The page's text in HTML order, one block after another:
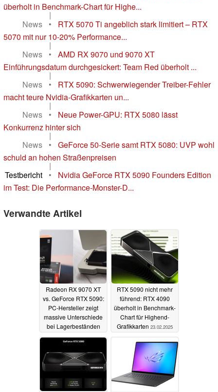
überholt in Benchmark-Chart für Highe...
|
News
•
RTX 5070 Ti angeblich stark limitiert – RTX
5070 mit nur 10-20% Performance...
|
News
•
AMD RX 9070 und 9070 XT
Einführungsdatum durchgesickert: Team Red überholt ...
|
News
•
RTX 5090: Schwerwiegender Treiber-Fehler
macht teure Nvidia-Grafikkarten un...
|
News
•
Neue Power-GPU: RTX 5080 lässt
Konkurrenz hinter sich
|
News
•
GeForce 50-Serie samt RTX 5080: UVP wohl
schuld an hohen Straßenpreisen
|
Testbericht
•
Nvidia GeForce RTX 5090 Founders Edition
im Test: Die Performance-Monster-D...
Verwandte Artikel
Radeon RX 9070 XT
vs. GeForce RTX 5090:
PC-Hersteller zeigt
massive Unterschiede
bei Lagerbeständen
16.03.2025
RTX 5090 nicht mehr
führend: RTX 4090
überholt in Benchmark-
Chart für Highend-
Grafikkarten 23.02.2025